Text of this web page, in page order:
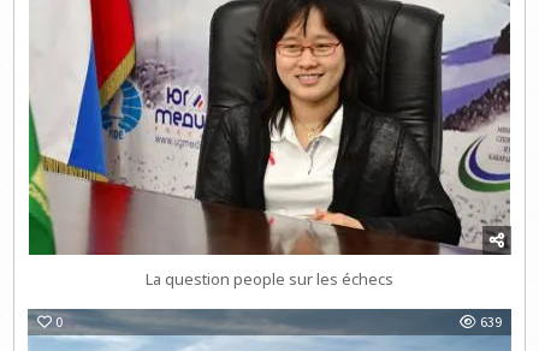
La question people sur les échecs
0 639